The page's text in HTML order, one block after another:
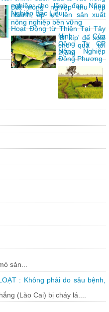
Đất nông nghiệp thu hẹp
nhanh, áp lực lên sản xuất
nông nghiệp bền vững
'Bí kíp' để xoài
cho quả tới
2,6kg
sản...
: Không phải do sâu bệnh,
(Lào Cai) bị cháy lá....
nghiệp cho lãnh đạo Nông
Nghiệp Bạc Liêu
Hoạt Động từ Thiện Tại Tây
Ninh Của
Công Ty CP
Nông Nghiệp
Đông Phương